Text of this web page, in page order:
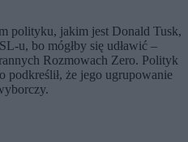
polityku, jakim jest Donald Tusk,
u, bo mógłby się udławić –
Rozmowach Zero. Polityk
podkreślił, że jego ugrupowanie